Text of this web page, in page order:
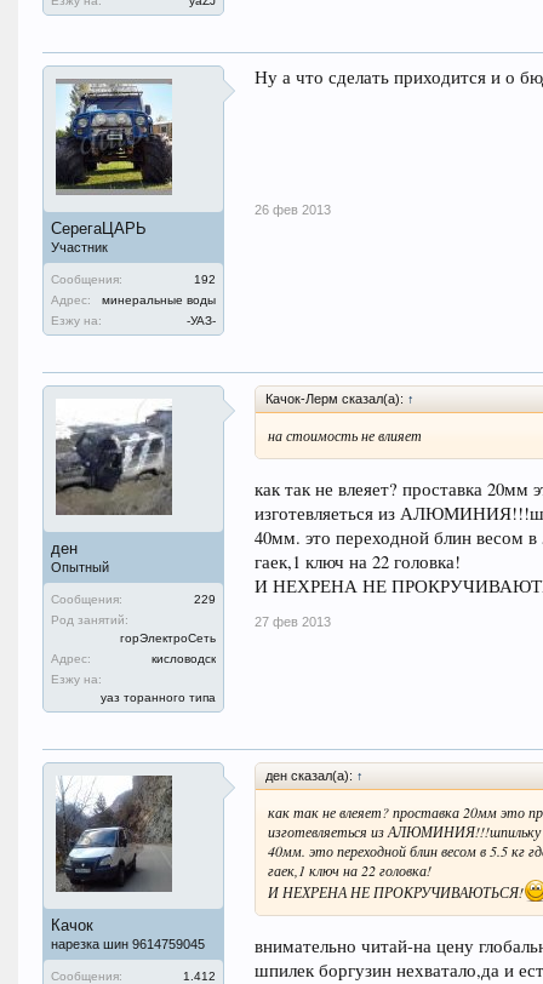
СерегаЦАРЬ
Участник
Сообщения:
192
Адрес:
минеральные воды
Езжу на:
-УАЗ-
Ну а что сделать приходится и о
26 фев 2013
ден
Опытный
Сообщения:
229
Род занятий:
горЭлектроСеть
Адрес:
кисловодск
Езжу на:
уаз торанного типа
Качок-Лерм сказал(а): ↑
на стоимость не влияет
как так не влеяет? проставка 20мм
изготевляеться из
40мм. это переходной блин весом
гаек,1 ключ на 22 головка!
И НЕХРЕНА НЕ
27 фев 2013
Качок
нарезка шин 9614759045
Сообщения:
1.412
ден сказал(а): ↑
как так не влеяет? проставка 20мм это
изготевляеться из АЛЮМИНИЯ!!!шпильку
40мм. это переходной блин весом в 5.5 кг
гаек,1 ключ на 22 головка!
И НЕХРЕНА НЕ ПРОКРУЧИВАЮТЬСЯ!
внимательно читай-на цену
шпилек боргузин нехватало,да и